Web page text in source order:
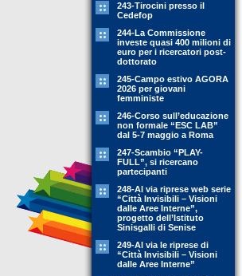
243-Tirocini presso il
Cedefop
244-La Commissione
investe quasi 400 milioni di
euro per i ricercatori post-
dottorato
245-Campo estivo AGORA
2026 per giovani
femministe
246-Corso sull’educazione
non formale “ESC LAB”
dal 5-7 maggio a Roma
247-Scambio “PLAY-
FULL”, si ricercano
partecipanti
248-Al via riprese web serie
“Città Invisibili – Visioni
dalle Aree Interne”,
progetto dell’Istituto
Sinisgalli di Senise
249-Al via le riprese di
“Città Invisibili – Visioni
dalle Aree Interne”